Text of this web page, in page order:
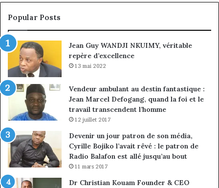
croissance
sous
la
Popular Posts
Jean Guy WANDJI NKUIMY, véritable
repère d’excellence
13 mai 2022
Vendeur ambulant au destin fantastique :
Jean Marcel Defogang, quand la foi et le
travail transcendent l’homme
12 juillet 2017
Devenir un jour patron de son média,
Cyrille Bojiko l’avait rêvé : le patron de
Radio Balafon est allé jusqu’au bout
11 mars 2017
Dr Christian Kouam Founder & CEO